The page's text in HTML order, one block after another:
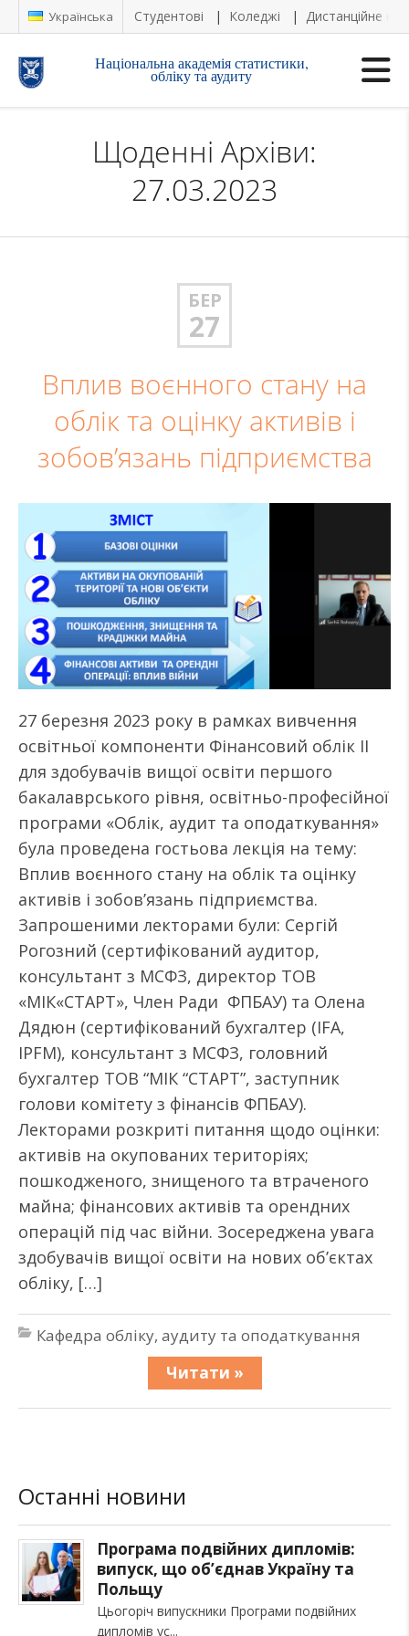
Українська Студентові Коледжі Дистанційне
Національна академія статистики,
обліку та аудиту
Щоденні Архіви:
27.03.2023
БЕР
27
Вплив воєнного стану на
облік та оцінку активів і
зобов’язань підприємства
27 березня 2023 року в рамках вивчення
освітньої компоненти Фінансовий облік ІІ
для здобувачів вищої освіти першого
бакалаврського рівня, освітньо-професійної
програми «Облік, аудит та оподаткування»
була проведена гостьова лекція на тему:
Вплив воєнного стану на облік та оцінку
активів і зобов’язань підприємства.
Запрошеними лекторами були: Сергій
Рогозний (сертифікований аудитор,
консультант з МСФЗ, директор ТОВ
«МІК«СТАРТ», Член Ради ФПБАУ) та Олена
Дядюн (сертифікований бухгалтер (IFA,
IPFM), консультант з МСФЗ, головний
бухгалтер ТОВ “МІК “СТАРТ”, заступник
голови комітету з фінансів ФПБАУ).
Лекторами розкриті питання щодо оцінки:
активів на окупованих територіях;
пошкодженого, знищеного та втраченого
майна; фінансових активів та орендних
операцій під час війни. Зосереджена увага
здобувачів вищої освіти на нових об’єктах
обліку, […]
Кафедра обліку, аудиту та оподаткування
Читати »
Останні новини
Програма подвійних дипломів:
випуск, що об’єднав Україну та
Польщу
Цьогоріч випускники Програми подвійних
дипломів ус